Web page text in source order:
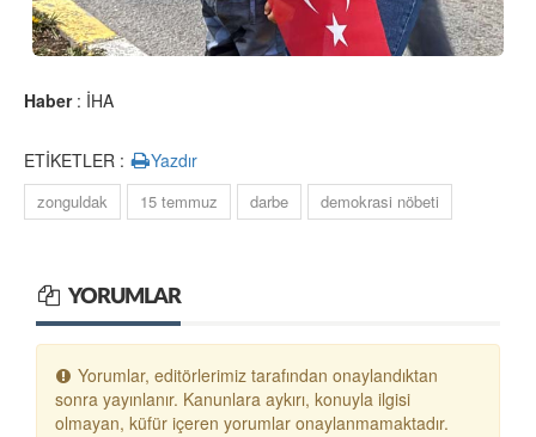
Haber: İHA
ETİKETLER : Yazdır
zonguldak 15 temmuz darbe demokrasi nöbeti
YORUMLAR
Yorumlar, editörlerimiz tarafından onaylandıktan
sonra yayınlanır. Kanunlara aykırı, konuyla ilgisi
olmayan, küfür içeren yorumlar onaylanmamaktadır.